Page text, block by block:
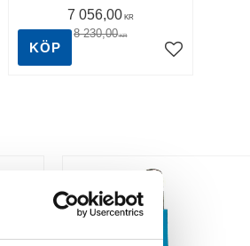
i favoriter
ankare för arbete på tak av 20 ft
och 40 ft sjöfart-
7 056,00KR
8 230,00KR
Lägg till i
KÖP